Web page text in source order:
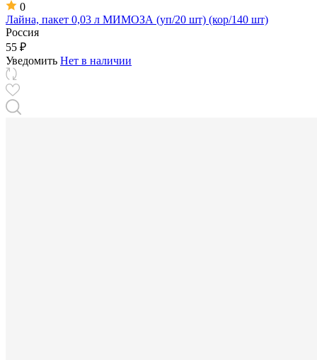
0
Лайна, пакет 0,03 л МИМОЗА (уп/20 шт) (кор/140 шт)
Россия
55 ₽
Уведомить Нет в наличии